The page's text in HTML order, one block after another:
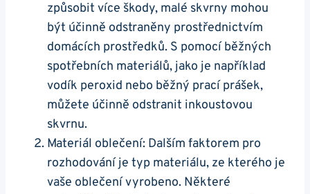
způsobit více škody, malé skvrny mohou
být účinně odstraněny prostřednictvím
domácích prostředků. S pomocí běžných
spotřebních materiálů, jako je například
vodík peroxid nebo běžný prací prášek,
můžete účinně odstranit inkoustovou
skvrnu.
Materiál oblečení: Dalším faktorem pro
rozhodování je typ materiálu, ze kterého je
vaše oblečení vyrobeno. Některé